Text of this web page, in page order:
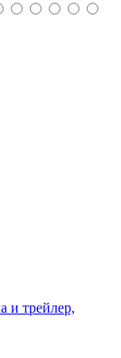
и трейлер,